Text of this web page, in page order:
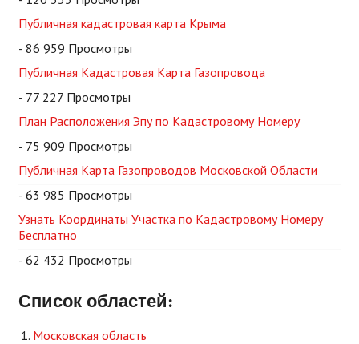
Публичная кадастровая карта Крыма
- 86 959 Просмотры
Публичная Кадастровая Карта Газопровода
- 77 227 Просмотры
План Расположения Эпу по Кадастровому Номеру
- 75 909 Просмотры
Публичная Карта Газопроводов Московской Области
- 63 985 Просмотры
Узнать Координаты Участка по Кадастровому Номеру
Бесплатно
- 62 432 Просмотры
Список областей:
Московская область